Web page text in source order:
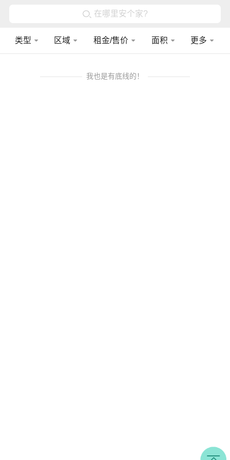
在哪里安个家?
类型 区域 租金/售价 面积 更多
我也是有底线的！